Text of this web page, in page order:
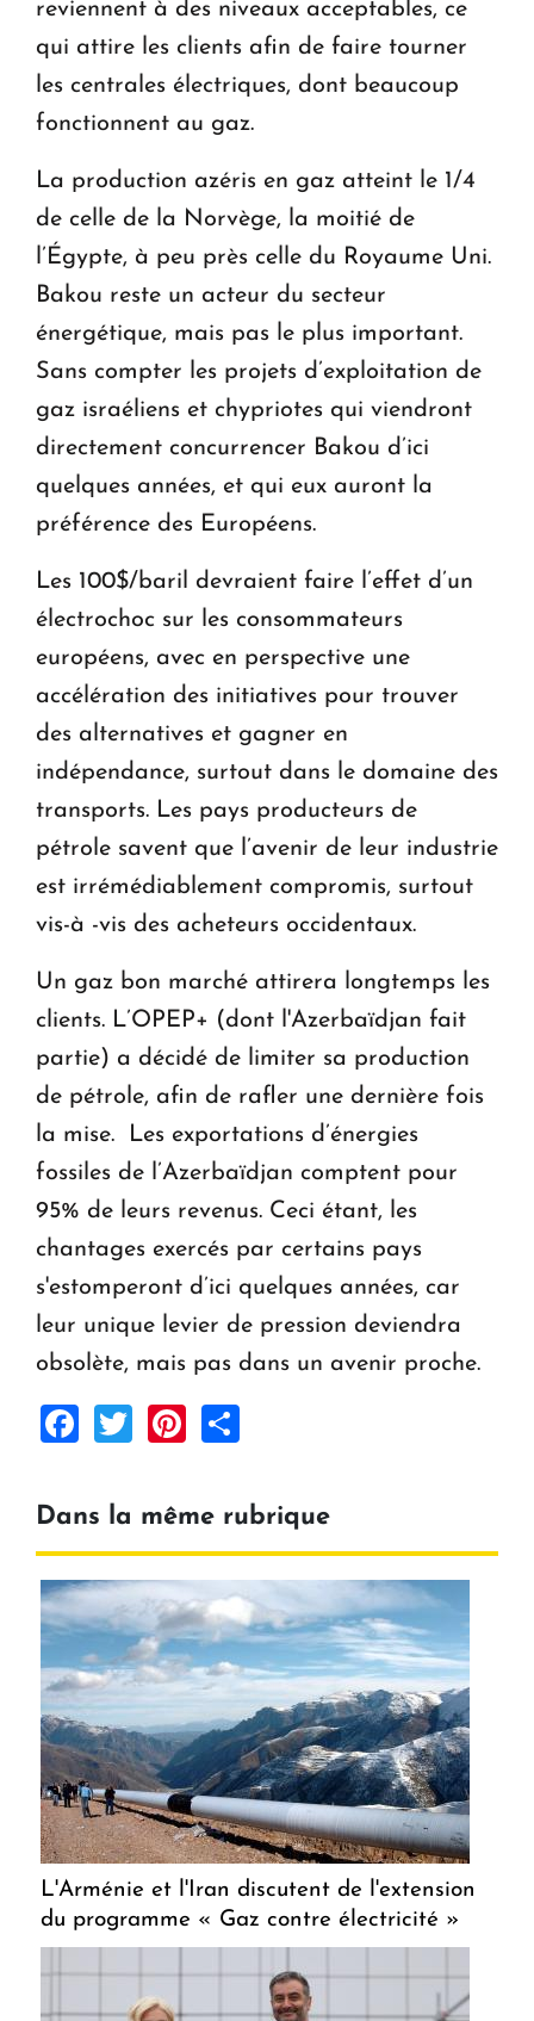
reviennent à des niveaux acceptables, ce
qui attire les clients afin de faire tourner
les centrales électriques, dont beaucoup
fonctionnent au gaz.
La production azéris en gaz atteint le 1/4
de celle de la Norvège, la moitié de
l’Égypte, à peu près celle du Royaume Uni.
Bakou reste un acteur du secteur
énergétique, mais pas le plus important.
Sans compter les projets d’exploitation de
gaz israéliens et chypriotes qui viendront
directement concurrencer Bakou d’ici
quelques années, et qui eux auront la
préférence des Européens.
Les 100$/baril devraient faire l’effet d’un
électrochoc sur les consommateurs
européens, avec en perspective une
accélération des initiatives pour trouver
des alternatives et gagner en
indépendance, surtout dans le domaine des
transports. Les pays producteurs de
pétrole savent que l’avenir de leur industrie
est irrémédiablement compromis, surtout
vis-à -vis des acheteurs occidentaux.
Un gaz bon marché attirera longtemps les
clients. L’OPEP+ (dont l'Azerbaïdjan fait
partie) a décidé de limiter sa production
de pétrole, afin de rafler une dernière fois
la mise. Les exportations d’énergies
fossiles de l’Azerbaïdjan comptent pour
95% de leurs revenus. Ceci étant, les
chantages exercés par certains pays
s'estomperont d’ici quelques années, car
leur unique levier de pression deviendra
obsolète, mais pas dans un avenir proche.
Facebook
TwitterPinterest
Dans la même rubrique
L'Arménie et l'Iran discutent de l'extension
du programme « Gaz contre électricité »